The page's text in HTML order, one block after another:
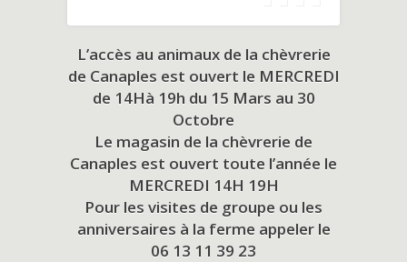
L’accès au animaux de la chèvrerie
de Canaples est ouvert le MERCREDI
de 14Hà 19h du 15 Mars au 30
Octobre
Le magasin de la chèvrerie de
Canaples est ouvert toute l’année le
MERCREDI 14H 19H
Pour les visites de groupe ou les
anniversaires à la ferme appeler le
06 13 11 39 23